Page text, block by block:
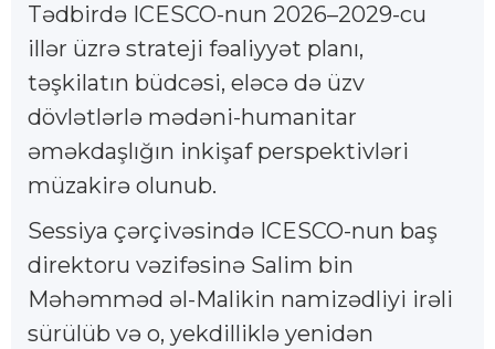
Tədbirdə ICESCO-nun 2026–2029-cu
illər üzrə strateji fəaliyyət planı,
təşkilatın büdcəsi, eləcə də üzv
dövlətlərlə mədəni-humanitar
əməkdaşlığın inkişaf perspektivləri
müzakirə olunub.
Sessiya çərçivəsində ICESCO-nun baş
direktoru vəzifəsinə Salim bin
Məhəmməd əl-Malikin namizədliyi irəli
sürülüb və o, yekdilliklə yenidən